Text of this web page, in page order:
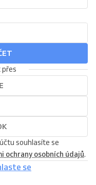
souhlasíte se
ochrany osobních údajů.
se